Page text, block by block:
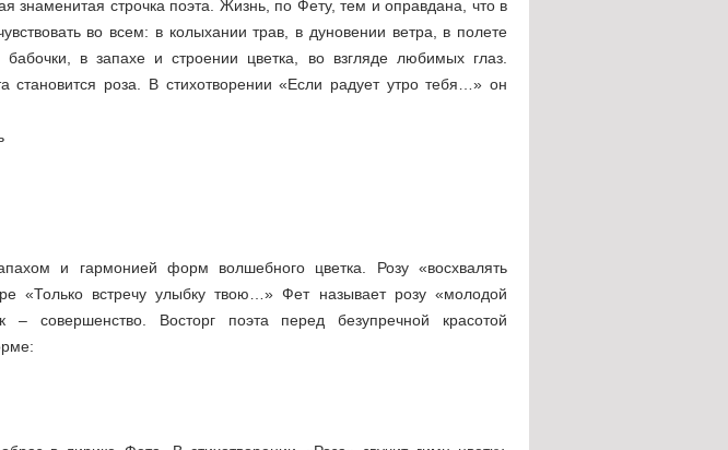
строчка поэта. Жизнь, по Фету, тем и оправдана, что в
во всем: в колыхании трав, в дуновении ветра, в полете
в запахе и строении цветка, во взгляде любимых глаз.
роза. В стихотворении «Если радует утро тебя…» он
и гармонией форм волшебного цветка. Розу «восхвалять
«Только встречу улыбку твою…» Фет называет розу «молодой
– совершенство. Восторг поэта перед безупречной красотой